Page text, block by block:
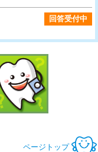
回答受付中
ページトップ